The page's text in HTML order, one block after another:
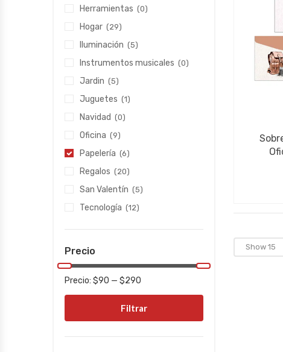
Herramientas (0)
Hogar (29)
Iluminación (5)
Instrumentos musicales (0)
Jardin (5)
Juguetes (1)
Navidad (0)
Oficina (9)
Papelería (6)
Regalos (20)
San Valentín (5)
Tecnología (12)
Precio
Filtrar
Precio: $90 — $290